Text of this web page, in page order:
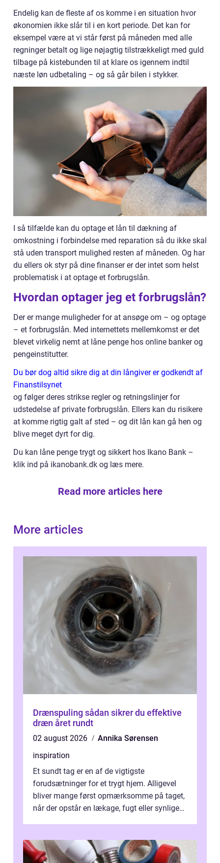
Endelig kan de fleste af os komme i en situation hvor
økonomien ikke slår til i en kort periode. Det kan for
eksempel være at vi står først på måneden med alle
regninger betalt og lige nøjagtig tilstrækkeligt med guld
tilbage på kistebunden til at klare os igennem indtil
næste løn udbetaling – og så går bilen i stykker.
I så tilfælde kan du optage et lån til dækning af
omkostning i forbindelse med reparation så du ikke skal
stå uden transport mulighed resten af måneden. Og har
du ellers ok styr på dine finanser er der intet som helst
problematisk i at optage et forbrugslån.
Hvordan optager jeg et forbrugslån?
Der er mange muligheder for at ansøge om – og optage
– et forbrugslån. Med internettets mellemkomst er det
blevet virkelig nemt at låne penge hos online banker og
pengeinstitutter.
Du bør dog altid sikre dig at din långiver er godkendt af
Finanstilsynet
og følger deres strikse regler og retningslinjer for
udstedelse af private forbrugslån. Ellers kan du risikere
at komme rigtig galt af sted – og dit lån kan gå hen og
blive meget dyrt for dig.
Du kan låne penge trygt og sikkert hos Ikano Bank –
klik ind på ikanobank.dk og læs mere.
Read more articles here
More articles
Drænspuling sådan sikrer du effektive
dræn året rundt
02 august 2026
Annika Sørensen
inspiration
Et sundt tag er en af de vigtigste
forudsætninger for et trygt hjem. Alligevel
bliver mange først opmærksomme på taget,
når der opstår en lækage, fugt eller synlige